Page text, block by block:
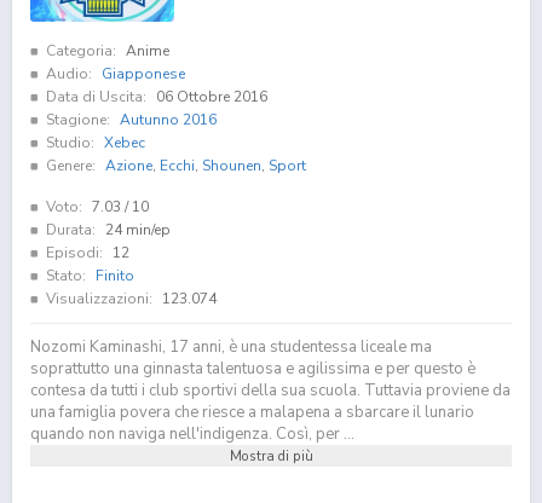
Categoria: Anime
Audio:
Giapponese
Data di Uscita:
06 Ottobre 2016
Stagione: Autunno 2016
Studio: Xebec
Genere: Azione, Ecchi, Shounen, Sport
Voto: 7.03 / 10
Durata:
24 min/ep
Episodi:
12
Stato:
Finito
Visualizzazioni:
123.074
Nozomi Kaminashi, 17 anni, è una studentessa liceale ma
soprattutto una ginnasta talentuosa e agilissima e per questo è
contesa da tutti i club sportivi della sua scuola. Tuttavia proviene da
una famiglia povera che riesce a malapena a sbarcare il lunario
quando non naviga nell'indigenza. Così, per ...
Mostra di più